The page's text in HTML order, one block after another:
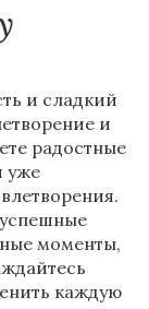
и сладкий
и
радостные
уже
моменты,
каждую